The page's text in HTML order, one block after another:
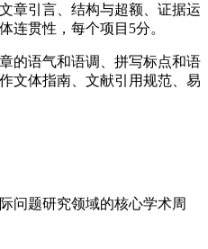
章引言、结构与超额、证据运
连贯性，每个项目5分。
的语气和语调、拼写标点和语
文体指南、文献引用规范、易
问题研究领域的核心学术周